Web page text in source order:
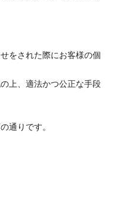
をされた際にお客様の個
上、適法かつ公正な手段
通りです。